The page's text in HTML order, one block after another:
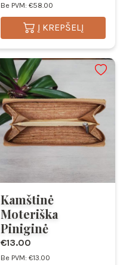
Be PVM: €58.00
Į KREPŠELĮ
Kamštinė
Moteriška
Piniginė
€13.00
Be PVM: €13.00